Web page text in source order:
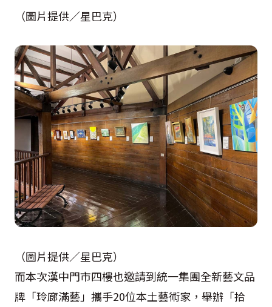
（圖片提供／星巴克）
（圖片提供／星巴克）
而本次漢中門市四樓也邀請到統一集團全新藝文品
牌「玲廊滿藝」攜手20位本土藝術家，舉辦「拾